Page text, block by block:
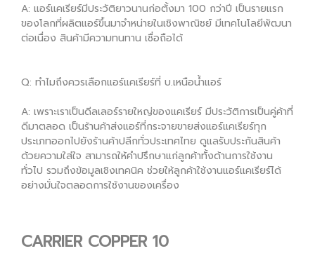
A: แอร์แคเรียร์มีประวัติยาวนานก่อตั้งมา 100 กว่าปี เป็นรายแรก
ของโลกที่ผลิตแอร์ขึ้นมาจำหน่ายในเชิงพาณิชย์ มีเทคโนโลยีพัฒนา
ต่อเนื่อง สินค้ามีความทนทาน เชื่อถือได้
Q: ทำไมถึงควรเลือกแอร์แคเรียร์ที่ บ.เหนือน้ำแอร์
A: เพราะเราเป็นดีลเลอร์รายใหญ่ของแคเรียร์ มีประวัติการเป็นคู่ค้าที่
ดีมาตลอด เป็นร้านค้าส่งแอร์ที่กระจายขายส่งแอร์แคเรียร์ทุก
ประเภทออกไปยังร้านค้าปลีกทั่วประเทศไทย ดูแลรับประกันสินค้า
ด้วยความใส่ใจ สามารถให้คำปรึกษาแก่ลูกค้าทั้งด้านการใช้งาน
ทั่วไป รวมถึงข้อมูลเชิงเทคนิค ช่วยให้ลูกค้าใช้งานแอร์แคเรียร์ได้
อย่างมั่นใจตลอดการใช้งานของเครื่อง
CARRIER COPPER 10